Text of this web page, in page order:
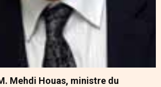
Mehdi Houas, ministre du